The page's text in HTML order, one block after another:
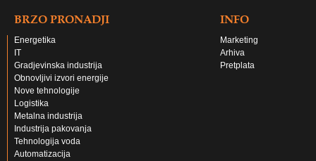
BRZO PRONADJI
Energetika
IT
Gradjevinska industrija
Obnovljivi izvori energije
Nove tehnologije
Logistika
Metalna industrija
Industrija pakovanja
Tehnologija voda
Automatizacija
INFO
Marketing
Arhiva
Pretplata